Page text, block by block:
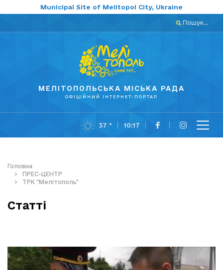
Municipal Site of Melitopol City, Ukraine
Пошук...
МЕЛІТОПОЛЬСЬКА МІСЬКА РАДА
ОФІЦІЙНИЙ ІНТЕРНЕТ-ПОРТАЛ
37 ° 10:17
Головна
ПРЕС-ЦЕНТР
ТРК "Мелітополь"
Статті